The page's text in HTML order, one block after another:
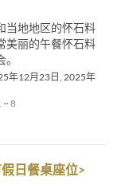
当地地区的怀石料
美丽的午餐怀石料
年12月23日, 2025年
~ 8
日餐桌座位>